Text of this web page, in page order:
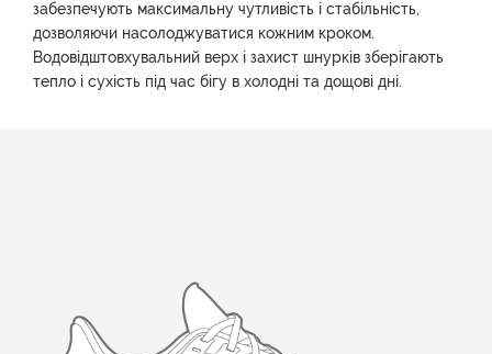
забезпечують максимальну чутливість і стабільність,
дозволяючи насолоджуватися кожним кроком.
Водовідштовхувальний верх і захист шнурків зберігають
тепло і сухість під час бігу в холодні та дощові дні.